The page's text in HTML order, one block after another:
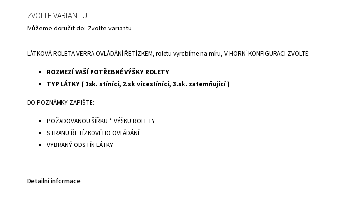
LÁTKOVÁ ROLETA VERRA OVLÁDÁNÍ ŘETÍZKEM, roletu vyrobíme na míru, V HORNÍ KONFIGURACI ZVOLTE:
ROZMEZÍ VAŠÍ POTŘEBNÉ VÝŠKY ROLETY
TYP LÁTKY ( 1sk. stínící, 2.sk vícestínící, 3.sk. zatemňující )
DO POZNÁMKY ZAPIŠTE:
POŽADOVANOU ŠÍŘKU * VÝŠKU ROLETY
STRANU ŘETÍZKOVÉHO OVLÁDÁNÍ
VYBRANÝ ODSTÍN LÁTKY
Detailní informace
ZVOLTE VARIANTU
Můžeme doručit do: Zvolte variantu